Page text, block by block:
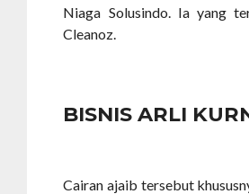
Niaga Solusindo. Ia yang
Cleanoz.
BISNIS ARLI
Cairan ajaib tersebut